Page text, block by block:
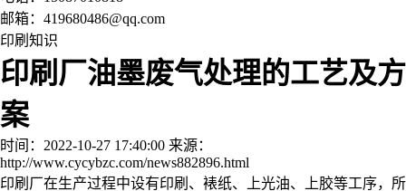
邮箱：419680486@qq.com
印刷知识
印刷厂油墨废气处理的工艺及方
案
时间：2022-10-27 17:40:00 来源：
http://www.cycybzc.com/news882896.html
印刷厂在生产过程中设有印刷、裱纸、上光油、上胶等工序，所